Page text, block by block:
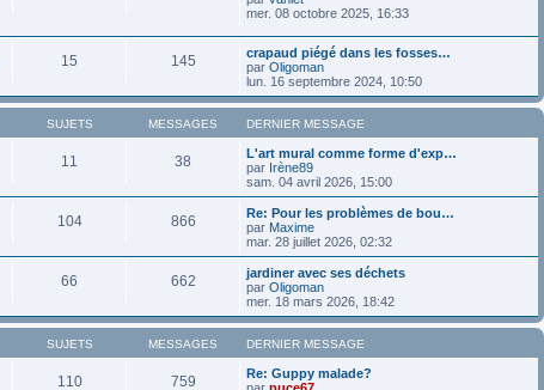
mer. 08 octobre 2025, 16:33
15 145
crapaud piégé dans les fosses…
par Oligoman
lun. 16 septembre 2024, 10:50
SUJETS MESSAGES DERNIER MESSAGE
11 38
L'art mural comme forme d'exp…
par Irène89
sam. 04 avril 2026, 15:00
104 866
Re: Pour les problèmes de bou…
par Maxime
mar. 28 juillet 2026, 02:32
66 662
jardiner avec ses déchets
par Oligoman
mer. 18 mars 2026, 18:42
SUJETS MESSAGES DERNIER MESSAGE
110 759
Re: Guppy malade?